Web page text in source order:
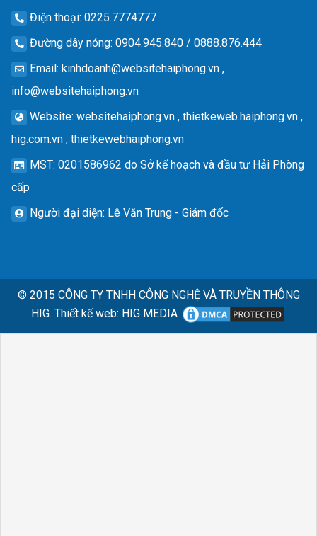
Điện thoại: 0225.7774777
Đường dây nóng: 0904.945.840 / 0888.876.444
Email : kinhdoanh@websitehaiphong.vn ,
info@websitehaiphong.vn
Website: websitehaiphong.vn , thietkeweb.haiphong.vn ,
hig.com.vn , thietkewebhaiphong.vn
MST: 0201586962 do Sở kế hoạch và đầu tư Hải Phòng
cấp
Người đại diện: Lê Văn Trung - Giám đốc
© 2015 CÔNG TY TNHH CÔNG NGHỆ VÀ TRUYỀN THÔNG
HIG. Thiết kế web: HIG MEDIA